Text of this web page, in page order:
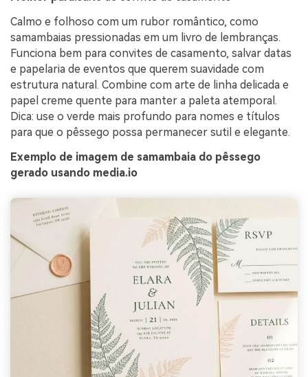
Calmo e folhoso com um rubor romântico, como
samambaias pressionadas em um livro de lembranças.
Funciona bem para convites de casamento, salvar datas
e papelaria de eventos que querem suavidade com
estrutura natural. Combine com arte de linha delicada e
papel creme quente para manter a paleta atemporal.
Dica: use o verde mais profundo para nomes e títulos
para que o pêssego possa permanecer sutil e elegante.
Exemplo de imagem de samambaia do pêssego
gerado usando media.io